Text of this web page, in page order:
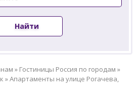
Найти
» Гостиницы Россия по городам »
»Апартаменты на улице Рогачева,